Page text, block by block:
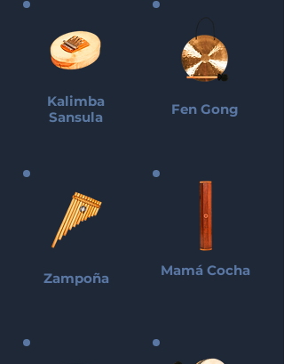
Kalimba
Sansula
Fen Gong
Zampoña Mamá Cocha